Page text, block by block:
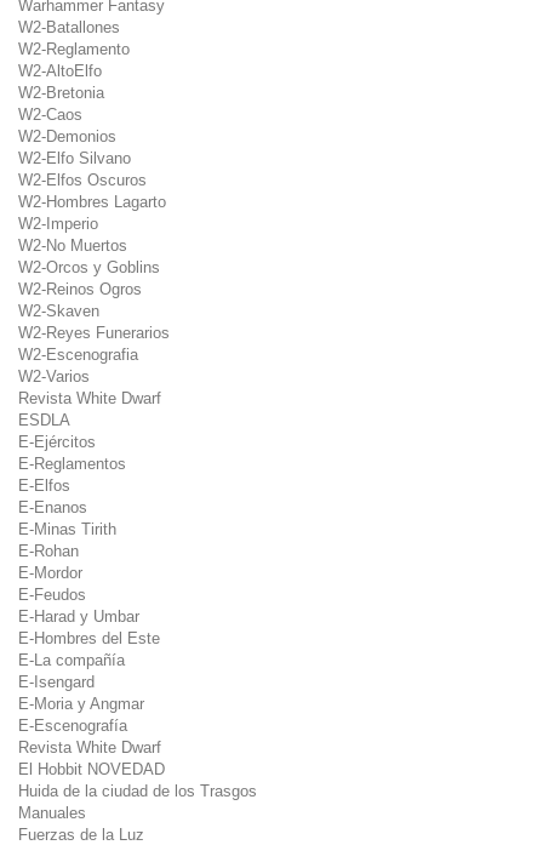
Warhammer Fantasy
W2-Batallones
W2-Reglamento
W2-AltoElfo
W2-Bretonia
W2-Caos
W2-Demonios
W2-Elfo Silvano
W2-Elfos Oscuros
W2-Hombres Lagarto
W2-Imperio
W2-No Muertos
W2-Orcos y Goblins
W2-Reinos Ogros
W2-Skaven
W2-Reyes Funerarios
W2-Escenografia
W2-Varios
Revista White Dwarf
ESDLA
E-Ejércitos
E-Reglamentos
E-Elfos
E-Enanos
E-Minas Tirith
E-Rohan
E-Mordor
E-Feudos
E-Harad y Umbar
E-Hombres del Este
E-La compañía
E-Isengard
E-Moria y Angmar
E-Escenografía
Revista White Dwarf
El Hobbit NOVEDAD
Huida de la ciudad de los Trasgos
Manuales
Fuerzas de la Luz